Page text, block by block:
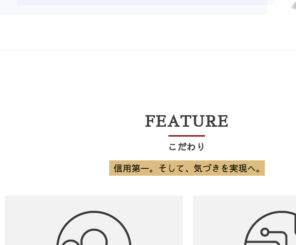
FEATURE
こだわり​
信用第一。そして、気づきを実現へ。